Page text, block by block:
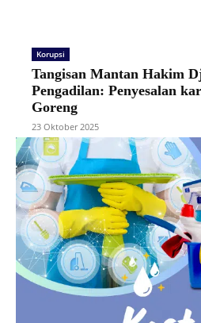
Korupsi
Tangisan Mantan Hakim
Pengadilan: Penyesalan
Goreng
23 Oktober 2025